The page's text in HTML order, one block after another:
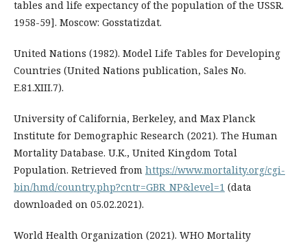
tables and life expectancy of the population of the USSR.
1958-59]. Moscow: Gosstatizdat.
United Nations (1982). Model Life Tables for Developing
Countries (United Nations publication, Sales No.
E.81.XIII.7).
University of California, Berkeley, and Max Planck
Institute for Demographic Research (2021). The Human
Mortality Database. U.K., United Kingdom Total
Population. Retrieved from https://www.mortality.org/cgi-
bin/hmd/country.php?cntr=GBR_NP&level=1 (data
downloaded on 05.02.2021).
World Health Organization (2021). WHO Mortality